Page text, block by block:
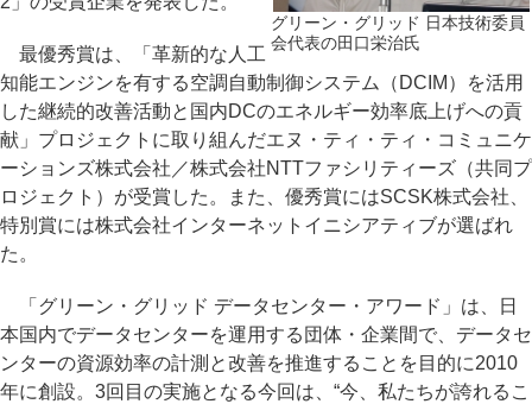
グリーン・グリッド 日本技術委員
会代表の田口栄治氏
最優秀賞は、「革新的な人工
知能エンジンを有する空調自動制御システム（DCIM）を活用
した継続的改善活動と国内DCのエネルギー効率底上げへの貢
献」プロジェクトに取り組んだエヌ・ティ・ティ・コミュニケ
ーションズ株式会社／株式会社NTTファシリティーズ（共同プ
ロジェクト）が受賞した。また、優秀賞にはSCSK株式会社、
特別賞には株式会社インターネットイニシアティブが選ばれ
た。
「グリーン・グリッド データセンター・アワード」は、日
本国内でデータセンターを運用する団体・企業間で、データセ
ンターの資源効率の計測と改善を推進することを目的に2010
年に創設。3回目の実施となる今回は、“今、私たちが誇れるこ